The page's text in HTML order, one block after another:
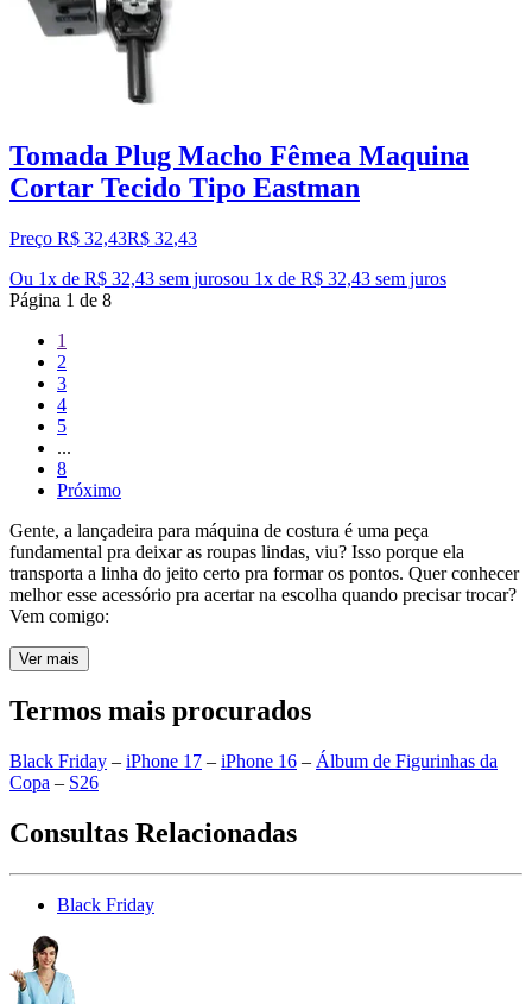
Tomada Plug Macho Fêmea Maquina
Cortar Tecido Tipo Eastman
Preço R$ 32,43R$ 32,43
Ou 1x de R$ 32,43 sem jurosou 1x de R$ 32,43 sem juros
Página 1 de 8
1
2
3
4
5
...
8
Próximo
Gente, a lançadeira para máquina de costura é uma peça
fundamental pra deixar as roupas lindas, viu? Isso porque ela
transporta a linha do jeito certo pra formar os pontos. Quer conhecer
melhor esse acessório pra acertar na escolha quando precisar trocar?
Vem comigo:
Ver mais
Termos mais procurados
Black Friday – iPhone 17 – iPhone 16 – Álbum de Figurinhas da
Copa – S26
Consultas Relacionadas
Black Friday